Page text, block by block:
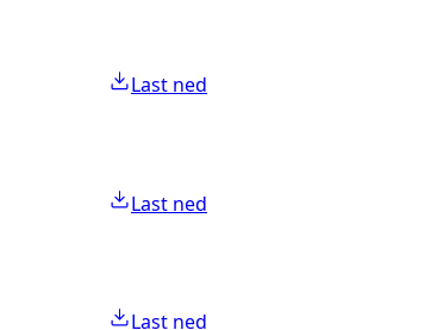
Last ned
Last ned
Last ned